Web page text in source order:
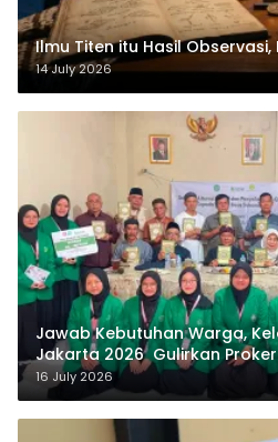
Ilmu Titen itu Hasil
14 July 2026
Jawab Kebutuhan Warga,
Jakarta 2026 Gulirkan
Sukamanah
16 July 2026